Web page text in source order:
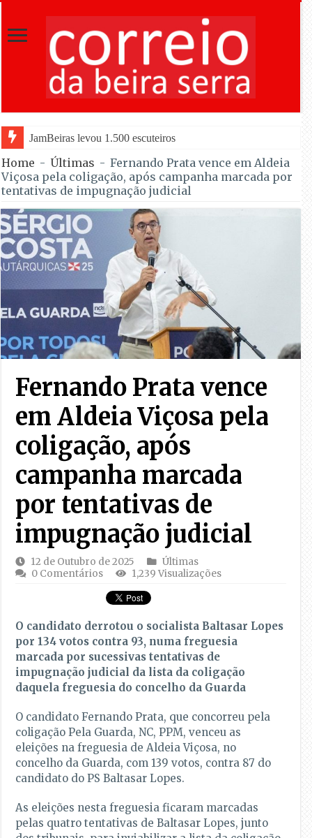
JamBeiras levou 1.500 escuteiros a Oliveira do Hospital e Seia
Home - Últimas - Fernando Prata vence em Aldeia
Viçosa pela coligação, após campanha marcada por
tentativas de impugnação judicial
Fernando Prata vence
em Aldeia Viçosa pela
coligação, após
campanha marcada
por tentativas de
impugnação judicial
12 de Outubro de 2025
Últimas
0 Comentários
1,239 Visualizações
O candidato derrotou o socialista Baltasar Lopes
por 134 votos contra 93, numa freguesia
marcada por sucessivas tentativas de
impugnação judicial da lista da coligação
daquela freguesia do concelho da Guarda
O candidato Fernando Prata, que concorreu pela
coligação Pela Guarda, NC, PPM, venceu as
eleições na freguesia de Aldeia Viçosa, no
concelho da Guarda, com 139 votos, contra 87 do
candidato do PS Baltasar Lopes.
As eleições nesta freguesia ficaram marcadas
pelas quatro tentativas de Baltasar Lopes, junto